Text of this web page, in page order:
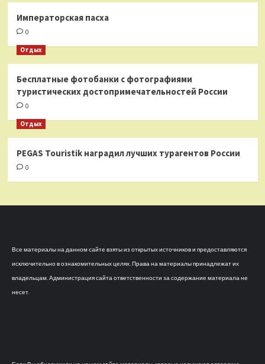
Императорская пасха
0
Отдых
Бесплатные фотобанки с фотографиями
туристических достопримечательностей России
0
Отдых
PEGAS Touristik наградил лучших турагентов России
0
Все материалы на данном сайте взяты из открытых источников и предоставляются
исключительно в ознакомительных целях. Права на материалы принадлежат их
владельцам. Администрация сайта ответственности за содержание материала не
несет.